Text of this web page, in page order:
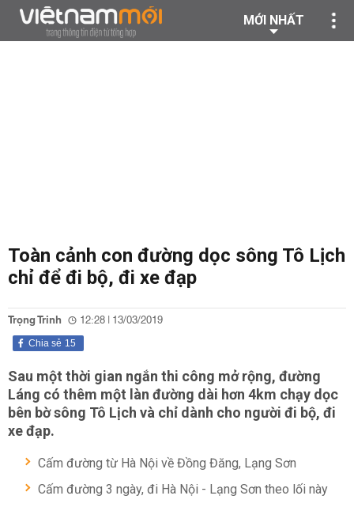
MỚI NHẤT
Toàn cảnh con đường dọc sông Tô Lịch
chỉ để đi bộ, đi xe đạp
Trọng Trinh 12:28 | 13/03/2019
15
Chia sẻ
Sau một thời gian ngắn thi công mở rộng, đường
Láng có thêm một làn đường dài hơn 4km chạy dọc
bên bờ sông Tô Lịch và chỉ dành cho người đi bộ, đi
xe đạp.
Cấm đường từ Hà Nội về Đồng Đăng, Lạng Sơn
Cấm đường 3 ngày, đi Hà Nội - Lạng Sơn theo lối này